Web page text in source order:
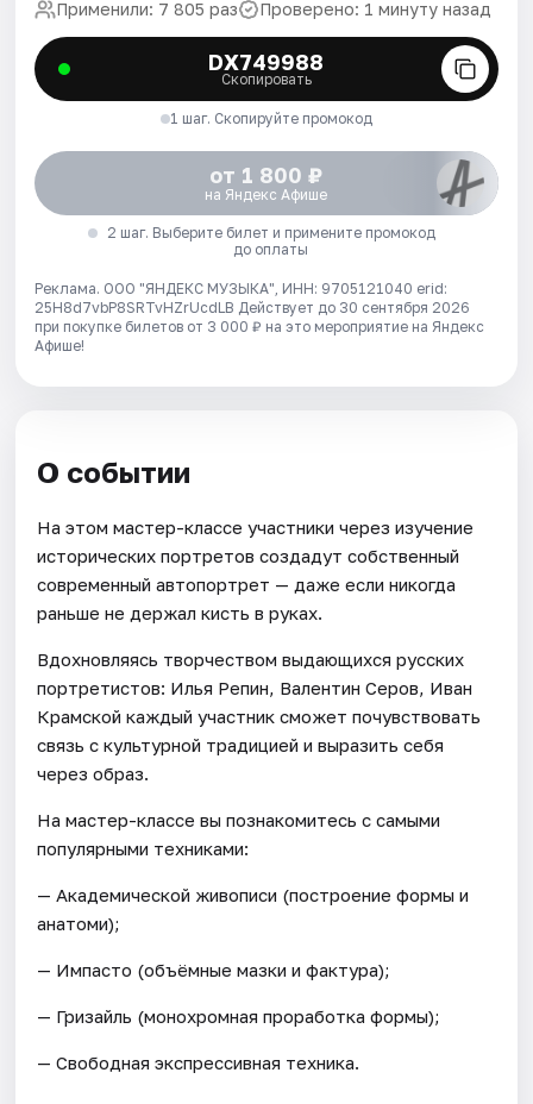
Применили: 7 805 раз Проверено: 1 минуту назад
DX749988
Скопировать
1 шаг. Скопируйте промокод
от 1 800 ₽
на Яндекс Афише
2 шаг. Выберите билет и примените промокод
до оплаты
Реклама. ООО "ЯНДЕКС МУЗЫКА", ИНН: 9705121040 erid:
25H8d7vbP8SRTvHZrUcdLB Действует до 30 сентября 2026
при покупке билетов от 3 000 ₽ на это мероприятие на Яндекс
Афише!
О событии
На этом мастер-классе участники через изучение
исторических портретов создадут собственный
современный автопортрет — даже если никогда
раньше не держал кисть в руках.
Вдохновляясь творчеством выдающихся русских
портретистов: Илья Репин, Валентин Серов, Иван
Крамской каждый участник сможет почувствовать
связь с культурной традицией и выразить себя
через образ.
На мастер-классе вы познакомитесь с самыми
популярными техниками:
— Академической живописи (построение формы и
анатоми);
— Импасто (объёмные мазки и фактура);
— Гризайль (монохромная проработка формы);
— Свободная экспрессивная техника.